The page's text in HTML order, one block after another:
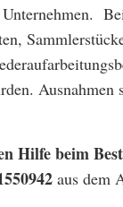
Ausnahmen
Hilfe beim
aus dem